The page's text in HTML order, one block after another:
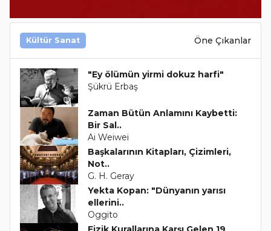
Kültür Sanat Öne Çıkanlar
"Ey ölümün yirmi dokuz harfi"
Şükrü Erbaş
Zaman Bütün Anlamını Kaybetti:
Bir Sal..
Ai Weiwei
Başkalarının Kitapları, Çizimleri,
Not..
G. H. Geray
Yekta Kopan: "Dünyanın yarısı
ellerini..
Oggito